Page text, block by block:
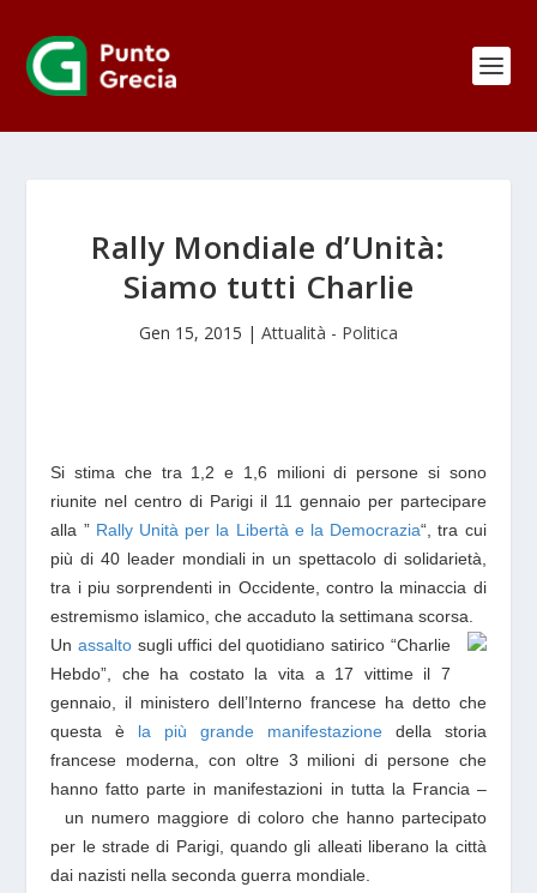
Rally Mondiale d’Unità:
Siamo tutti Charlie
Gen 15, 2015 | Attualità - Politica
Si stima che tra 1,2 e 1,6 milioni di persone si sono
riunite nel centro di Parigi il 11 gennaio per partecipare
alla ” Rally Unità per la Libertà e la Democrazia“, tra cui
più di 40 leader mondiali in un spettacolo di solidarietà,
tra i piu sorprendenti in Occidente, contro la minaccia di
estremismo islamico, che accaduto la settimana scorsa.
Unassalto sugli uffici del quotidiano satirico “Charlie
Hebdo”, che ha costato la vita a 17 vittime il 7
gennaio, il ministero dell’Interno francese ha detto che
questa è la più grande manifestazionedella storia
francese moderna, con oltre 3 milioni di persone che
hanno fatto parte in manifestazioni in tutta la Francia –
un numero maggiore di coloro che hanno partecipato
per le strade di Parigi, quando gli alleati liberano la città
dai nazisti nella seconda guerra mondiale.